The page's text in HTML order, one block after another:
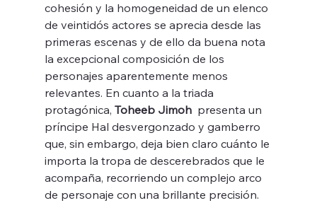
cohesión y la homogeneidad de un elenco
de veintidós actores se aprecia desde las
primeras escenas y de ello da buena nota
la excepcional composición de los
personajes aparentemente menos
relevantes. En cuanto a la triada
protagónica, Toheeb Jimoh presenta un
príncipe Hal desvergonzado y gamberro
que, sin embargo, deja bien claro cuánto le
importa la tropa de descerebrados que le
acompaña, recorriendo un complejo arco
de personaje con una brillante precisión.